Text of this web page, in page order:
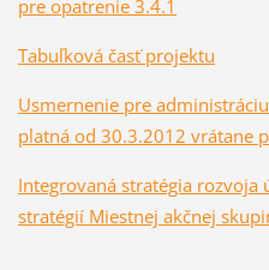
pre opatrenie 3.4.1
Tabuľková časť projektu
Usmernenie pre
platná od 30.3.2012 vrátane
Integrovaná stratégia rozvoja
stratégií Miestnej akčnej